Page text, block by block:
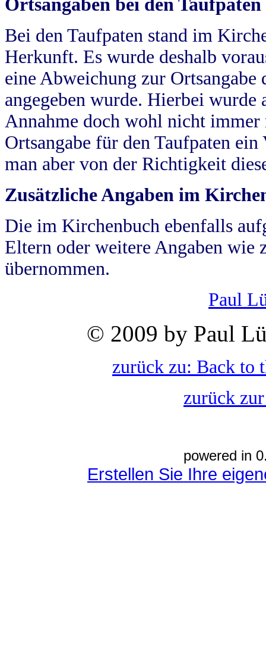
Ortsangaben bei den Taufpaten
Bei den Taufpaten stand im
Herkunft. Es wurde deshalb
eine Abweichung zur
angegeben wurde. Hierbei wurde
Annahme doch wohl nicht
Ortsangabe für den Taufpaten
man aber von der Richtigkeit
Zusätzliche Angaben im
Die im Kirchenbuch ebenfalls
Eltern oder weitere Angaben wie
übernommen.
Paul
© 2009 by Paul
zurück zu: Back to
zurück
powered in
Erstellen Sie Ihre